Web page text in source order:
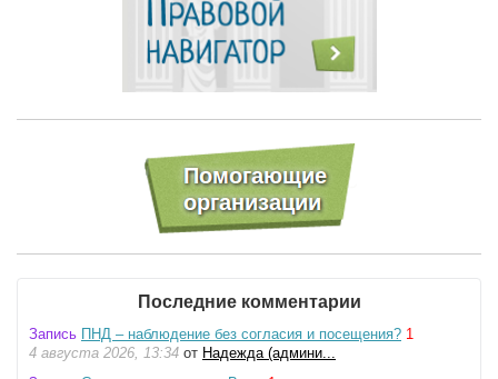
Последние комментарии
Запись ПНД – наблюдение без согласия и посещения? 1
4 августа 2026, 13:34 от Надежда (админи...